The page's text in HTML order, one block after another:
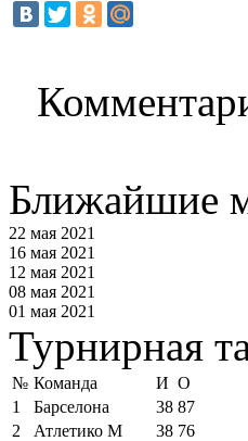
Ближайшие
22 мая 2021
16 мая 2021
12 мая 2021
08 мая 2021
01 мая 2021
Турнирная
№ Команда И О
1
Барселона 38 87
2
Атлетико М 38 76